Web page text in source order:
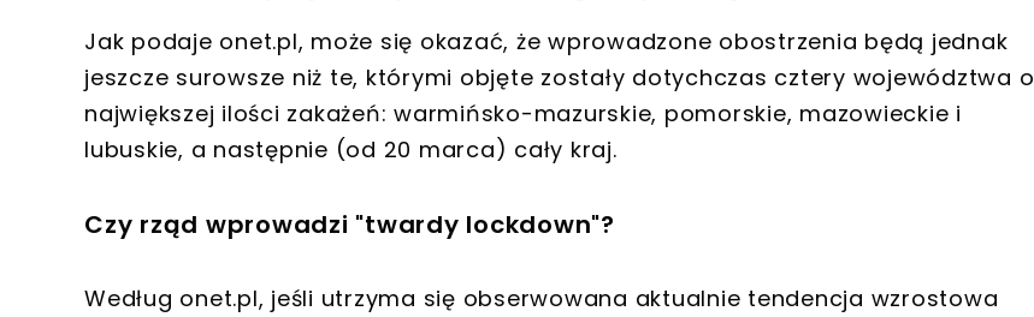
Jak podaje onet.pl, może się okazać, że wprowadzone obostrzenia będą jednak
jeszcze surowsze niż te, którymi objęte zostały dotychczas cztery województwa o
największej ilości zakażeń: warmińsko-mazurskie, pomorskie, mazowieckie i
lubuskie, a następnie (od 20 marca) cały kraj.
Czy rząd wprowadzi "twardy lockdown"?
Według onet.pl, jeśli utrzyma się obserwowana aktualnie tendencja wzrostowa